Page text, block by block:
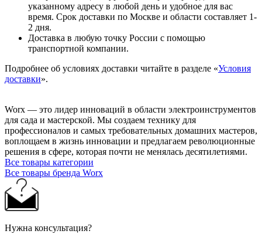
указанному адресу в любой день и удобное для вас
время. Срок доставки по Москве и области составляет 1-
2 дня.
Доставка в любую точку России с помощью
транспортной компании.
Подробнее об условиях доставки читайте в разделе «Условия
доставки».
Worx — это лидер инноваций в области электроинструментов
для сада и мастерcкой. Мы создаем технику для
профессионалов и самых требовательных домашних мастеров,
воплощаем в жизнь инновации и предлагаем революционные
решения в сфере, которая почти не менялась десятилетиями.
Все товары категории
Все товары бренда Worx
Нужна консультация?